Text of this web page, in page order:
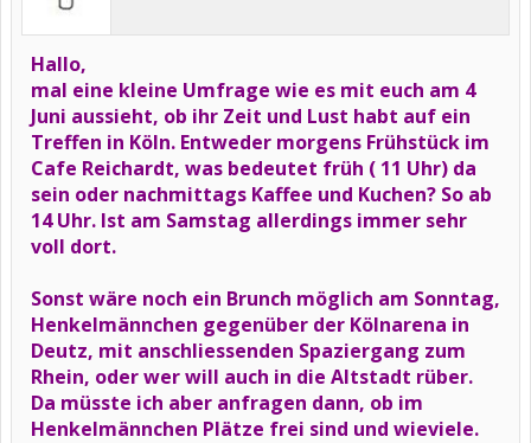
Hallo,
mal eine kleine Umfrage wie es mit euch am 4
Juni aussieht, ob ihr Zeit und Lust habt auf ein
Treffen in Köln. Entweder morgens Frühstück im
Cafe Reichardt, was bedeutet früh ( 11 Uhr) da
sein oder nachmittags Kaffee und Kuchen? So ab
14 Uhr. Ist am Samstag allerdings immer sehr
voll dort.
Sonst wäre noch ein Brunch möglich am Sonntag,
Henkelmännchen gegenüber der Kölnarena in
Deutz, mit anschliessenden Spaziergang zum
Rhein, oder wer will auch in die Altstadt rüber.
Da müsste ich aber anfragen dann, ob im
Henkelmännchen Plätze frei sind und wieviele.